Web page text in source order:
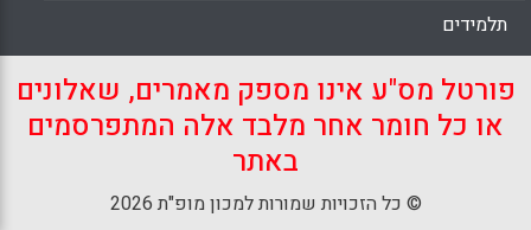
תלמידים
פורטל מס"ע אינו מספק מאמרים, שאלונים
או כל חומר אחר מלבד אלה המתפרסמים
באתר
© כל הזכויות שמורות למכון מופ"ת 2026